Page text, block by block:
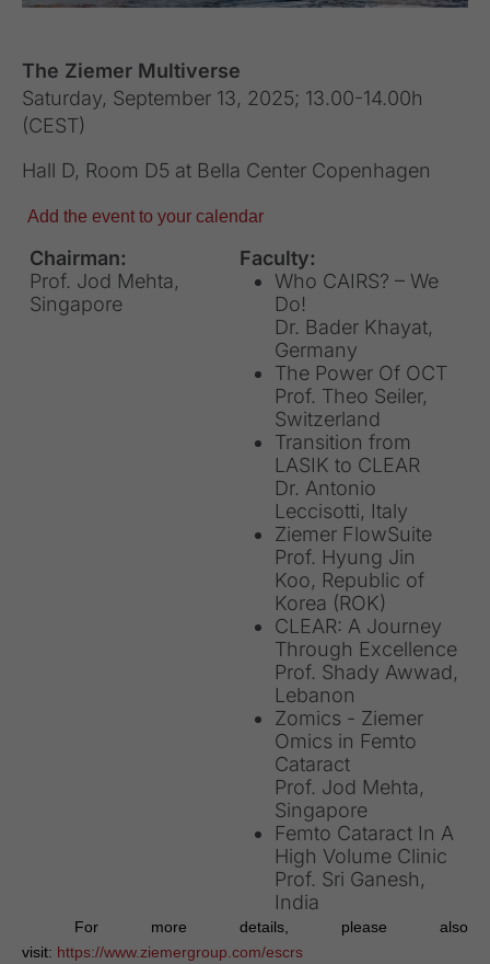
The Ziemer Multiverse
Saturday, September 13, 2025; 13.00-14.00h
(CEST)
Hall D, Room D5 at Bella Center Copenhagen
Add the event to your calendar
Chairman:
Prof. Jod Mehta,
Singapore
Faculty:
Who CAIRS? – We
Do!
Dr. Bader Khayat,
Germany
The Power Of OCT
Prof. Theo Seiler,
Switzerland
Transition from
LASIK to CLEAR
Dr. Antonio
Leccisotti, Italy
Ziemer FlowSuite
Prof. Hyung Jin
Koo, Republic of
Korea (ROK)
CLEAR: A Journey
Through Excellence
Prof. Shady Awwad,
Lebanon
Zomics - Ziemer
Omics in Femto
Cataract
Prof. Jod Mehta,
Singapore
Femto Cataract In A
High Volume Clinic
Prof. Sri Ganesh,
India
For more details, please also
visit: https://www.ziemergroup.com/escrs